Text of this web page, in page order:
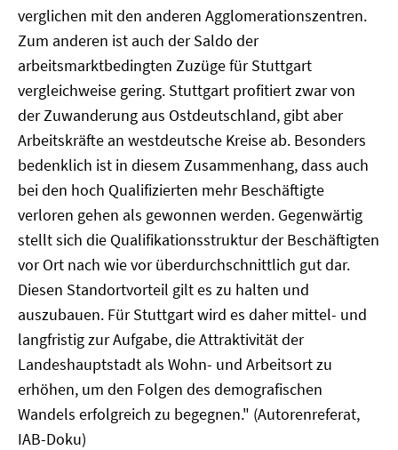
verglichen mit den anderen Agglomerationszentren.
Zum anderen ist auch der Saldo der
arbeitsmarktbedingten Zuzüge für Stuttgart
vergleichweise gering. Stuttgart profitiert zwar von
der Zuwanderung aus Ostdeutschland, gibt aber
Arbeitskräfte an westdeutsche Kreise ab. Besonders
bedenklich ist in diesem Zusammenhang, dass auch
bei den hoch Qualifizierten mehr Beschäftigte
verloren gehen als gewonnen werden. Gegenwärtig
stellt sich die Qualifikationsstruktur der Beschäftigten
vor Ort nach wie vor überdurchschnittlich gut dar.
Diesen Standortvorteil gilt es zu halten und
auszubauen. Für Stuttgart wird es daher mittel- und
langfristig zur Aufgabe, die Attraktivität der
Landeshauptstadt als Wohn- und Arbeitsort zu
erhöhen, um den Folgen des demografischen
Wandels erfolgreich zu begegnen." (Autorenreferat,
IAB-Doku)